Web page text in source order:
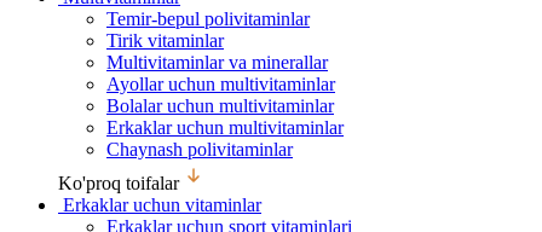
Temir-bepul polivitaminlar
Tirik vitaminlar
Multivitaminlar va minerallar
Ayollar uchun multivitaminlar
Bolalar uchun multivitaminlar
Erkaklar uchun multivitaminlar
Chaynash polivitaminlar
Ko'proq toifalar
Erkaklar uchun vitaminlar
Erkaklar uchun sport vitaminlari